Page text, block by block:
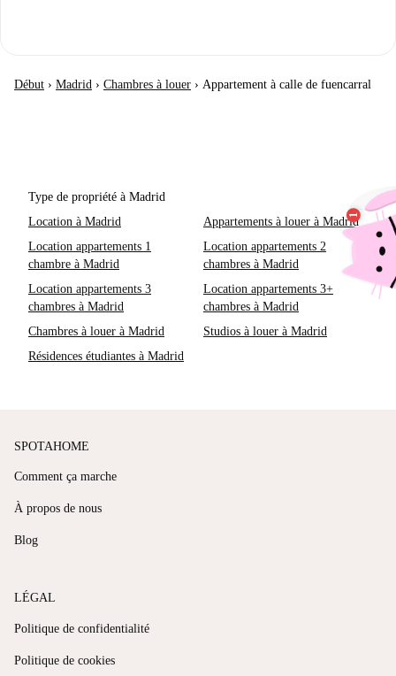
Début › Madrid › Chambres à louer › Appartement à calle de fuencarral
Type de propriété à Madrid
Location à Madrid
Appartements à louer à Madrid
Location appartements 1
chambre à Madrid
Location appartements 2
chambres à Madrid
Location appartements 3
chambres à Madrid
Location appartements 3+
chambres à Madrid
Chambres à louer à Madrid
Studios à louer à Madrid
Résidences étudiantes à Madrid
SPOTAHOME
Comment ça marche
À propos de nous
Blog
LÉGAL
Politique de confidentialité
Politique de cookies